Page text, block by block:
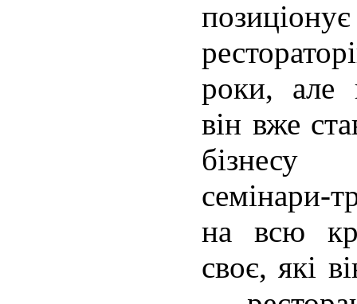
роки, але
він вже
бізнесу
семінари-
на всю
своє, які